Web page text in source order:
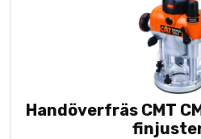
Handöverfräs CMT